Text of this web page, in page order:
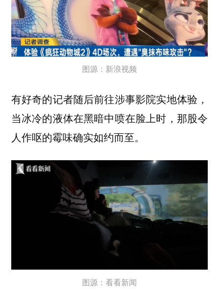
图源：新浪视频
有好奇的记者随后前往涉事影院实地体验，
当冰冷的液体在黑暗中喷在脸上时，那股令
人作呕的霉味确实如约而至。
图源：看看新闻